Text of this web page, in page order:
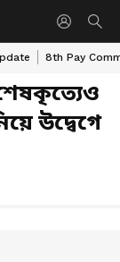
8th Pay
উদ্বেগে